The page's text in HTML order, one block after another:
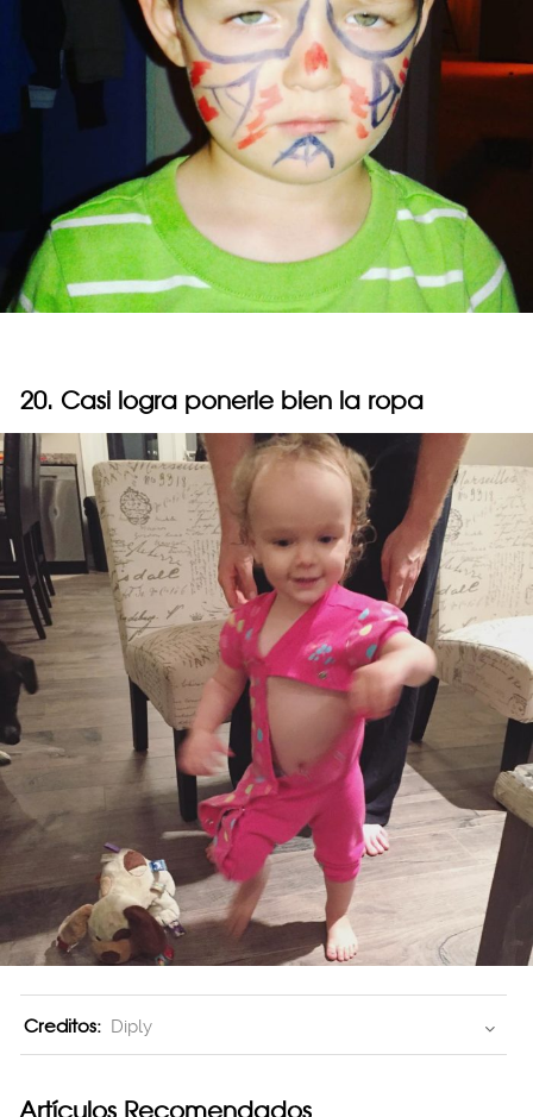
20. Casi logra ponerle bien la ropa
Creditos: Diply
Artículos Recomendados